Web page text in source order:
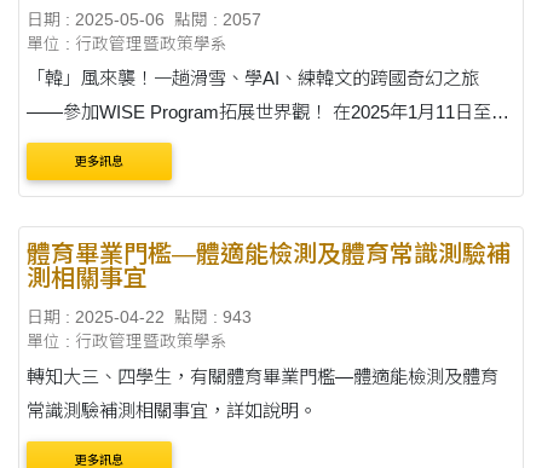
日期 : 2025-05-06
點閱 : 2057
單位 : 行政管理暨政策學系
「韓」風來襲！一趟滑雪、學AI、練韓文的跨國奇幻之旅
——參加WISE Program拓展世界觀！ 在2025年1月11日至2
月10日，我有幸參加由成均館大學舉辦的 Winter International
Student Experience (WISE) Program，這是一個融合學術學
更多訊息
體育畢業門檻—體適能檢測及體育常識測驗補
測相關事宜
日期 : 2025-04-22
點閱 : 943
單位 : 行政管理暨政策學系
轉知大三、四學生，有關體育畢業門檻—體適能檢測及體育
常識測驗補測相關事宜，詳如說明。
更多訊息